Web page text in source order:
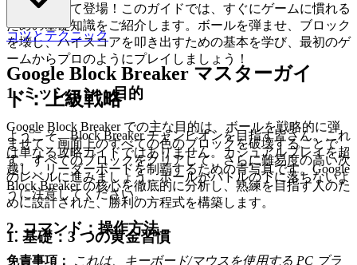
新しくなって登場！このガイドでは、すぐにゲームに慣れる
ための基礎知識をご紹介します。ボールを弾ませ、ブロック
を壊し、ハイスコアを叩き出すための基本を学び、最初のゲ
ームからプロのようにプレイしましょう！
1. ミッション：目的
Google Block Breaker での主な目的は、ボールを戦略的に弾
ませて、画面上のすべての色のブロックを破壊することで
す。すべてのブロックをクリアして、さらに難易度の高い次
のレベルに進みましょう。ボールがパドルの下に落ちないよ
うに注意してください。
2. コマンド：操作方法
免責事項：
これは、キーボード/マウスを使用する PC ブラ
コツとテクニック
Google Block Breaker マスターガイ
ド：上級戦略
ようこそ、Block Breaker チャンピオンを目指す皆さん。これ
は単なる攻略ガイドではありません。カジュアルプレイを超
越し、リーダーボードを制覇するための青写真です。Google
Block Breaker の核心を徹底的に分析し、熟練を目指す人のた
めに設計された、勝利の方程式を構築します。
1. 基礎：3 つの黄金習慣